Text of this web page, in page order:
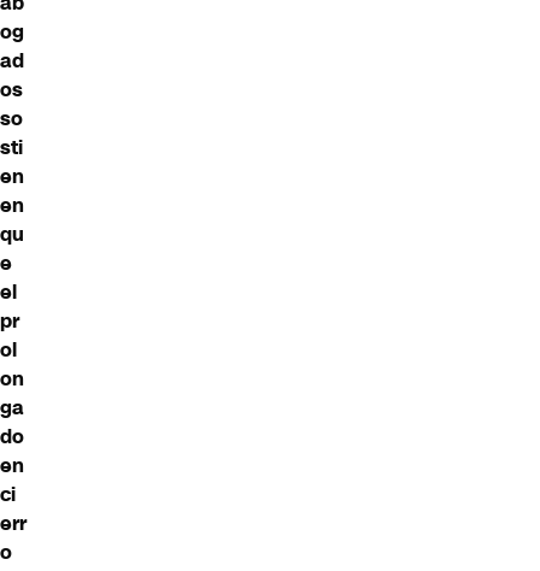
og
ad
os
so
sti
en
en
qu
e
el
pr
ol
on
ga
do
en
ci
err
o